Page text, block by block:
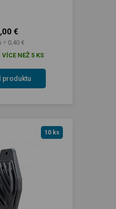
€
= 0,40 €
NEŽ 5 KS
produktu
10 ks